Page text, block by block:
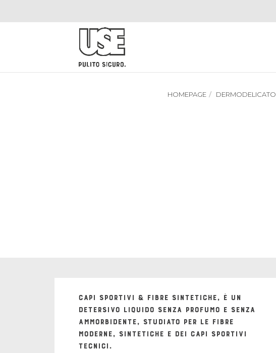
HOMEPAGE DERMODELICATO
CAPI SPORTIVI & FIBRE SINTETICHE, è un
detersivo liquido senza profumo e senza
ammorbidente, studiato per le fibre
moderne, sintetiche e dei capi sportivi
tecnici.